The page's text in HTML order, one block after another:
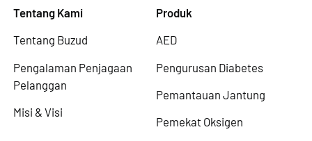
Tentang Kami
Tentang Buzud
Pengalaman Penjagaan
Pelanggan
Misi & Visi
Produk
AED
Pengurusan Diabetes
Pemantauan Jantung
Pemekat Oksigen